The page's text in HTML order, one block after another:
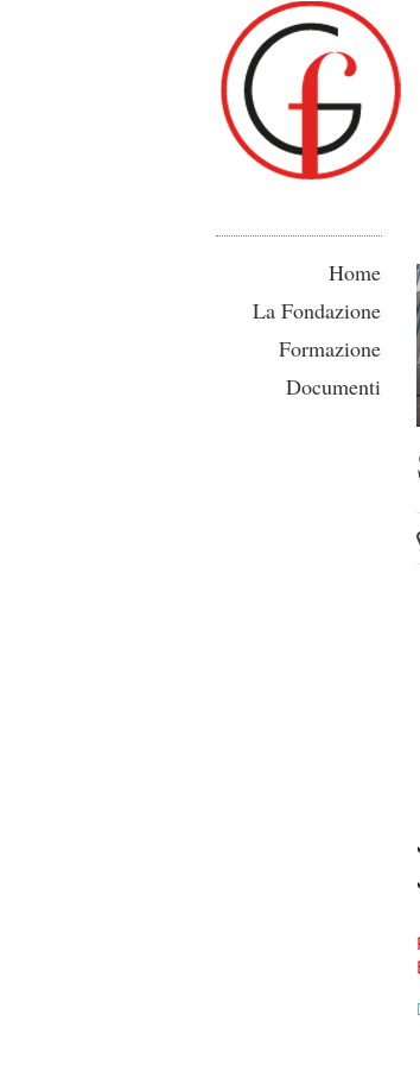
Home
La Fondazione
Formazione
Documenti